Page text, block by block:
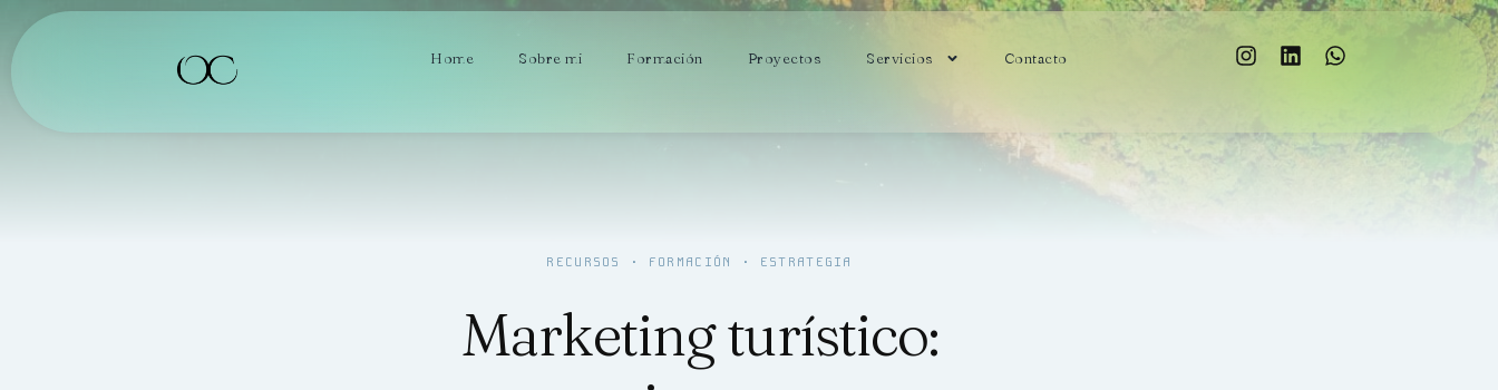
Home Sobre mi Formación Proyectos Servicios Contacto
RECURSOS · FORMACIÓN · ESTRATEGIA
Marketing turístico: